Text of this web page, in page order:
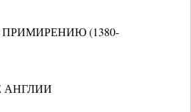
(1380-
АНГЛИИ